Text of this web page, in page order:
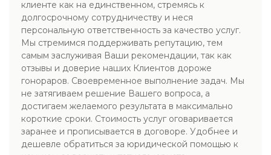
клиенте как на единственном, стремясь к
долгосрочному сотрудничеству и неся
персональную ответственность за качество услуг.
Мы стремимся поддерживать репутацию, тем
самым заслуживая Ваши рекомендации, так как
отзывы и доверие наших Клиентов дороже
гонораров. Своевременное выполнение задач. Мы
не затягиваем решение Вашего вопроса, а
достигаем желаемого результата в максимально
короткие сроки. Стоимость услуг оговаривается
заранее и прописывается в договоре. Удобнее и
дешевле обратиться за юридической помощью к